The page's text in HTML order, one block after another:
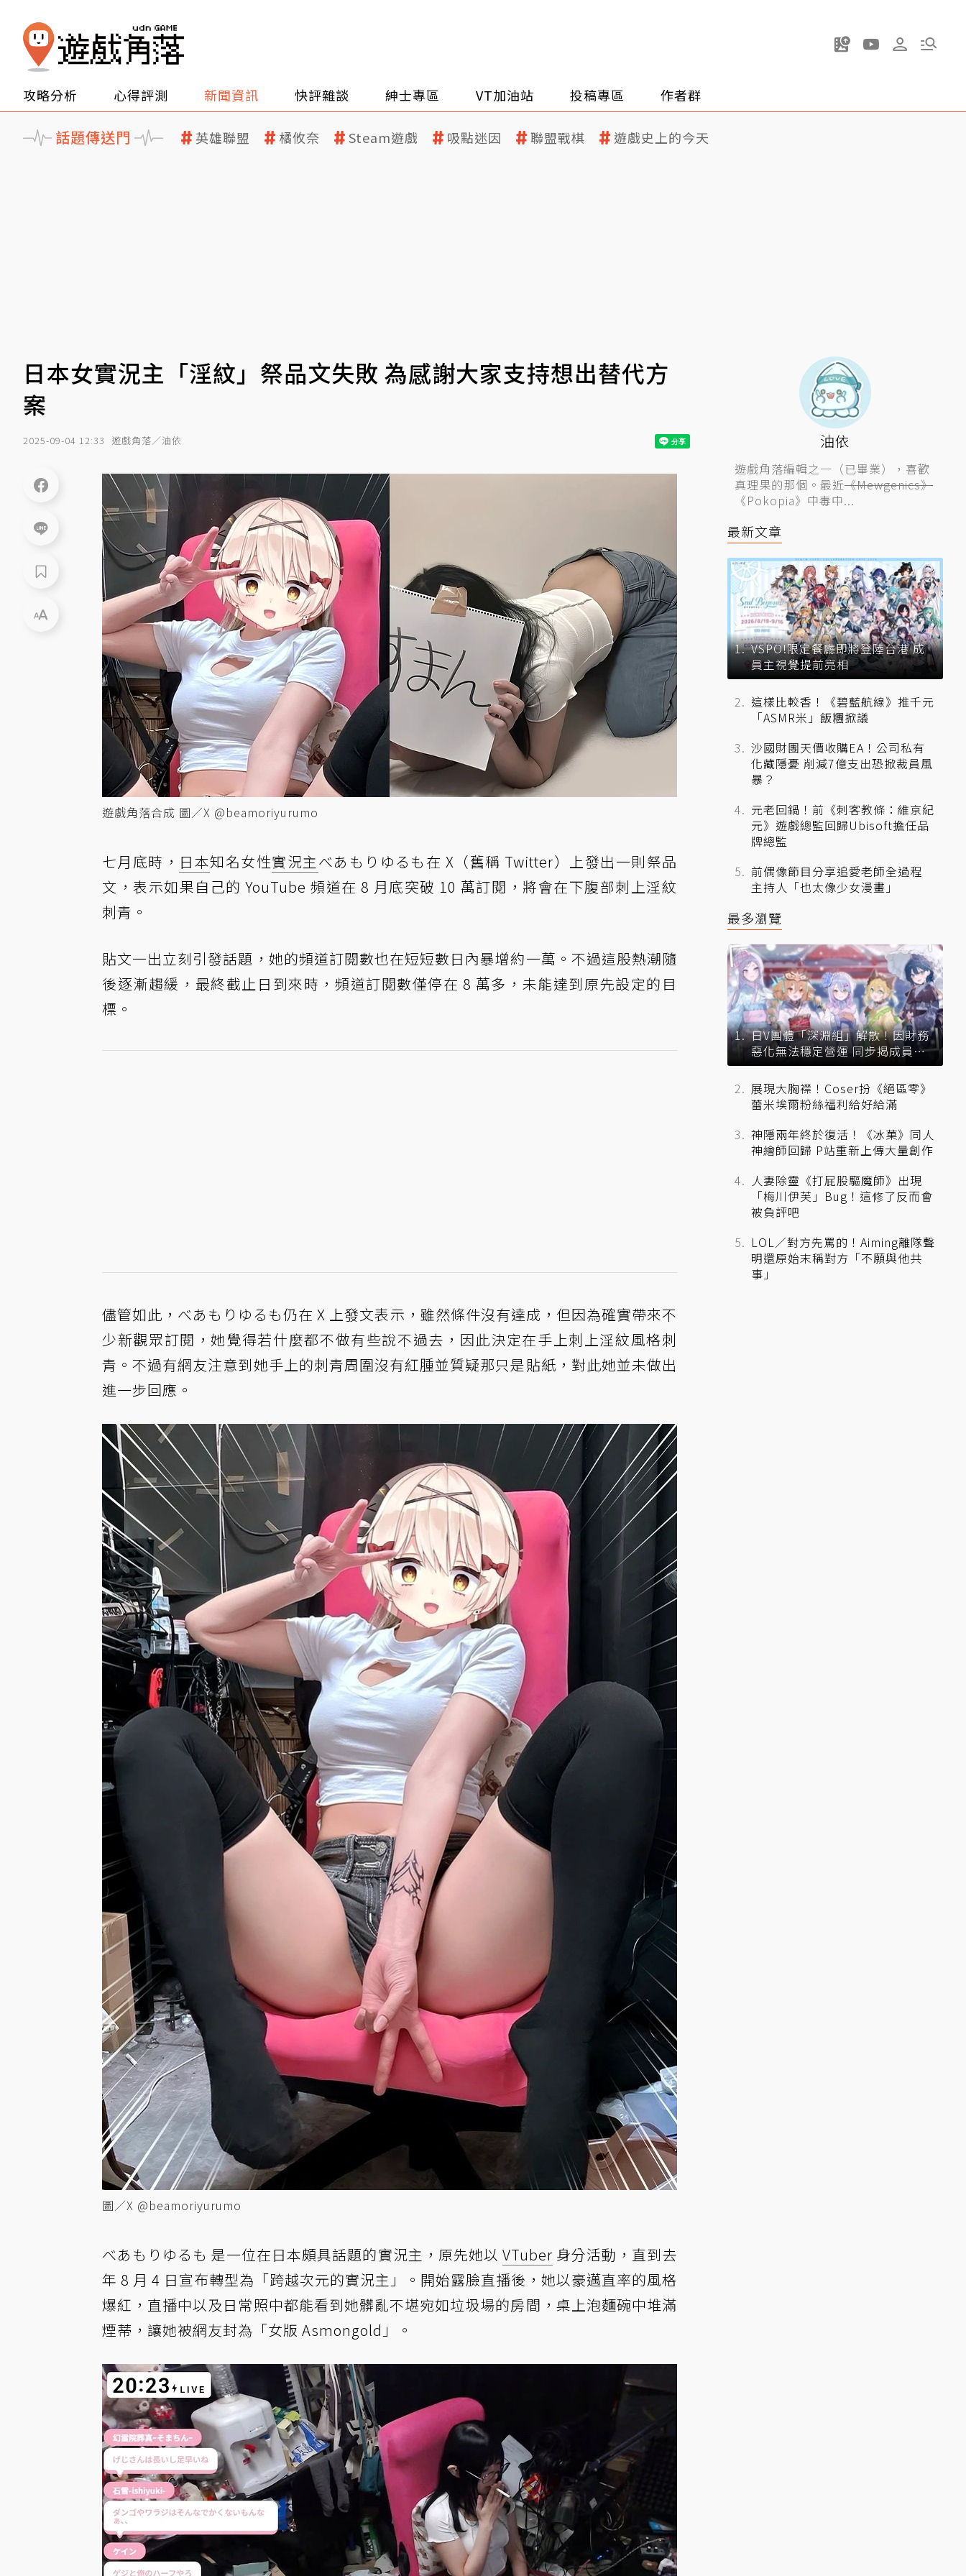
攻略分析 心得評測 新聞資訊 快評雜談 紳士專區 VT加油站 投稿專區 作者群
話題傳送門 英雄聯盟 橘攸奈 Steam遊戲 吸點迷因 聯盟戰棋 遊戲史上的今天
日本女實況主「淫紋」祭品文失敗 為感謝大家支持想出替代方
案
2025-09-04 12:33 遊戲角落／油依
遊戲角落合成 圖／X @beamoriyurumo
七月底時， 日本知名女性實況主べあもりゆるも在 X（舊稱 Twitter）上發出一則祭品
文，表示如果自己的 YouTube 頻道在 8 月底突破 10 萬訂閱，將會在下腹部刺上淫紋
刺青。
貼文一出立刻引發話題，她的頻道訂閱數也在短短數日內暴增約一萬。不過這股熱潮隨
後逐漸趨緩，最終截止日到來時，頻道訂閱數僅停在 8 萬多，未能達到原先設定的目
標。
儘管如此，べあもりゆるも仍在 X 上發文表示，雖然條件沒有達成，但因為確實帶來不
少新觀眾訂閱，她覺得若什麼都不做有些說不過去，因此決定在手上刺上淫紋風格刺
青。不過有網友注意到她手上的刺青周圍沒有紅腫並質疑那只是貼紙，對此她並未做出
進一步回應。
圖／X @beamoriyurumo
べあもりゆるも 是一位在日本頗具話題的實況主，原先她以 VTuber身分活動，直到去
年 8 月 4 日宣布轉型為「跨越次元的實況主」。開始露臉直播後，她以豪邁直率的風格
爆紅，直播中以及日常照中都能看到她髒亂不堪宛如垃圾場的房間，桌上泡麵碗中堆滿
煙蒂，讓她被網友封為「女版 Asmongold」。
油依
遊戲角落編輯之一（已畢業），喜歡
真理果的那個。最近《Mewgenics》
《Pokopia》中毒中...
最新文章
VSPO!限定餐廳即將登陸台港 成
員主視覺提前亮相
這樣比較香！《碧藍航線》推千元
「ASMR米」飯糰掀議
沙國財團天價收購EA！公司私有
化藏隱憂 削減7億支出恐掀裁員風
暴？
元老回鍋！前《刺客教條：維京紀
元》遊戲總監回歸Ubisoft擔任品
牌總監
前偶像節目分享追愛老師全過程
主持人「也太像少女漫畫」
最多瀏覽
日V團體「深淵組」解散！因財務
惡化無法穩定營運 同步揭成員未
來去向
展現大胸襟！Coser扮《絕區零》
蕾米埃爾粉絲福利給好給滿
神隱兩年終於復活！《冰菓》同人
神繪師回歸 P站重新上傳大量創作
人妻除靈《打屁股驅魔師》出現
「梅川伊芙」Bug！這修了反而會
被負評吧
LOL／對方先罵的！Aiming離隊聲
明還原始末稱對方「不願與他共
事」